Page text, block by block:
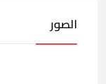
الصور